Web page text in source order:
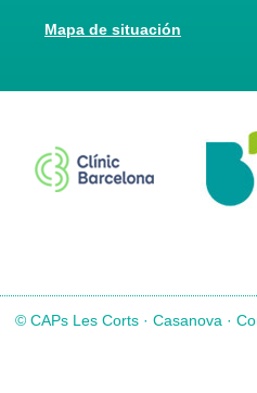
Mapa de situación
© CAPs Les Corts · Casanova ·